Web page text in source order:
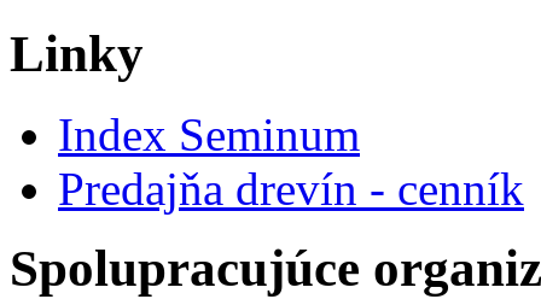
Linky
Index Seminum
Predajňa drevín - cenník
Spolupracujúce